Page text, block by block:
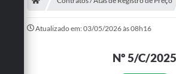
Atualizado em: 03/05/2026 às 08h16
Nº 5/C/2025